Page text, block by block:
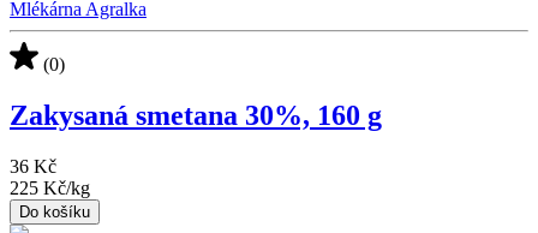
Mlékárna Agralka
(0)
Zakysaná smetana 30%, 160 g
36 Kč
225 Kč/kg
Do košíku